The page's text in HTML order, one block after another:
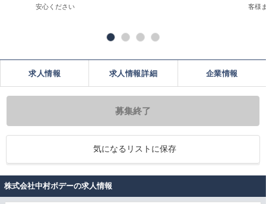
安心ください
客様
求人情報 求人情報詳細 企業情報
募集終了
気になるリストに保存
株式会社中村ボデーの求人情報